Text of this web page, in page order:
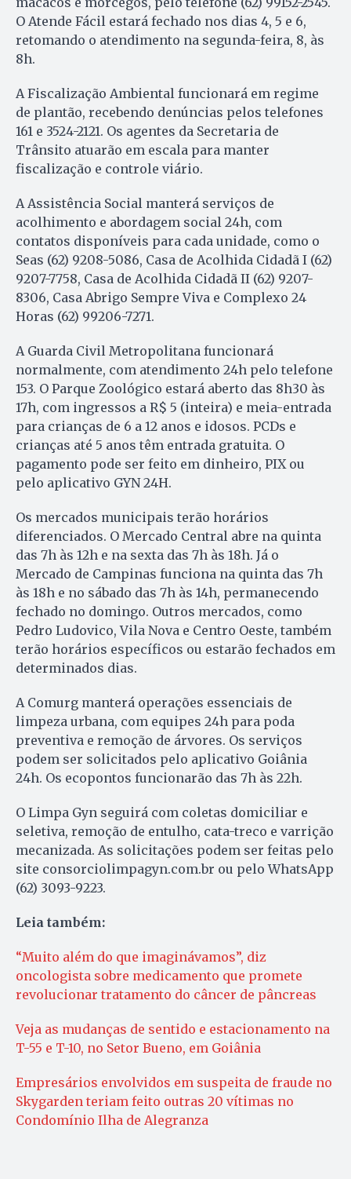
O Atende Fácil estará fechado nos dias 4, 5 e 6,
retomando o atendimento na segunda-feira, 8, às
8h.
A Fiscalização Ambiental funcionará em regime
de plantão, recebendo denúncias pelos telefones
161 e 3524-2121. Os agentes da Secretaria de
Trânsito atuarão em escala para manter
fiscalização e controle viário.
A Assistência Social manterá serviços de
acolhimento e abordagem social 24h, com
contatos disponíveis para cada unidade, como o
Seas (62) 9208-5086, Casa de Acolhida Cidadã I (62)
9207-7758, Casa de Acolhida Cidadã II (62) 9207-
8306, Casa Abrigo Sempre Viva e Complexo 24
Horas (62) 99206-7271.
A Guarda Civil Metropolitana funcionará
normalmente, com atendimento 24h pelo telefone
153. O Parque Zoológico estará aberto das 8h30 às
17h, com ingressos a R$ 5 (inteira) e meia-entrada
para crianças de 6 a 12 anos e idosos. PCDs e
crianças até 5 anos têm entrada gratuita. O
pagamento pode ser feito em dinheiro, PIX ou
pelo aplicativo GYN 24H.
Os mercados municipais terão horários
diferenciados. O Mercado Central abre na quinta
das 7h às 12h e na sexta das 7h às 18h. Já o
Mercado de Campinas funciona na quinta das 7h
às 18h e no sábado das 7h às 14h, permanecendo
fechado no domingo. Outros mercados, como
Pedro Ludovico, Vila Nova e Centro Oeste, também
terão horários específicos ou estarão fechados em
determinados dias.
A Comurg manterá operações essenciais de
limpeza urbana, com equipes 24h para poda
preventiva e remoção de árvores. Os serviços
podem ser solicitados pelo aplicativo Goiânia
24h. Os ecopontos funcionarão das 7h às 22h.
O Limpa Gyn seguirá com coletas domiciliar e
seletiva, remoção de entulho, cata-treco e varrição
mecanizada. As solicitações podem ser feitas pelo
site consorciolimpagyn.com.br ou pelo WhatsApp
(62) 3093-9223.
Leia também:
“Muito além do que imaginávamos”, diz
oncologista sobre medicamento que promete
revolucionar tratamento do câncer de pâncreas
Veja as mudanças de sentido e estacionamento na
T-55 e T-10, no Setor Bueno, em Goiânia
Empresários envolvidos em suspeita de fraude no
Skygarden teriam feito outras 20 vítimas no
Condomínio Ilha de Alegranza